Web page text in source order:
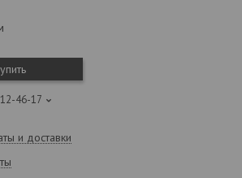
46-17
и доставки